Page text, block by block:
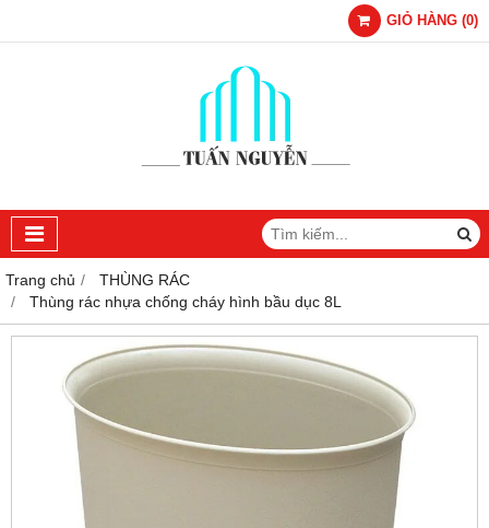
GIỎ HÀNG (0)
Trang chủ
THÙNG RÁC
Thùng rác nhựa chống cháy hình bầu dục 8L